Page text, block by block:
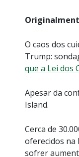
O caos dos
Trump:
que a Lei dos
Apesar da
Island.
Cerca de
oferecidos na
sofrer